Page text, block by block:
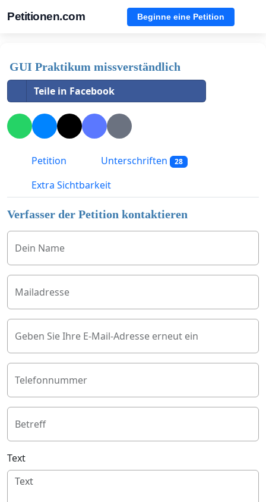
Petitionen.com Beginne eine Petition
GUI Praktikum missverständlich
Teile in Facebook
Petition Unterschriften 28
Extra Sichtbarkeit
Verfasser der Petition kontaktieren
Dein Name
Mailadresse
Geben Sie Ihre E-Mail-Adresse erneut ein
Telefonnummer
Betreff
Text